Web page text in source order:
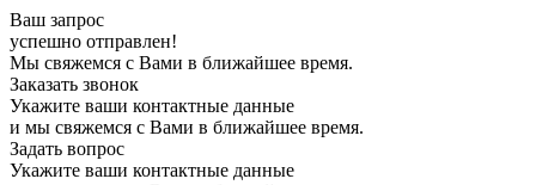
Ваш запрос
успешно отправлен!
Мы свяжемся с Вами в ближайшее время.
Заказать звонок
Укажите ваши контактные данные
и мы свяжемся с Вами в ближайшее время.
Задать вопрос
Укажите ваши контактные данные